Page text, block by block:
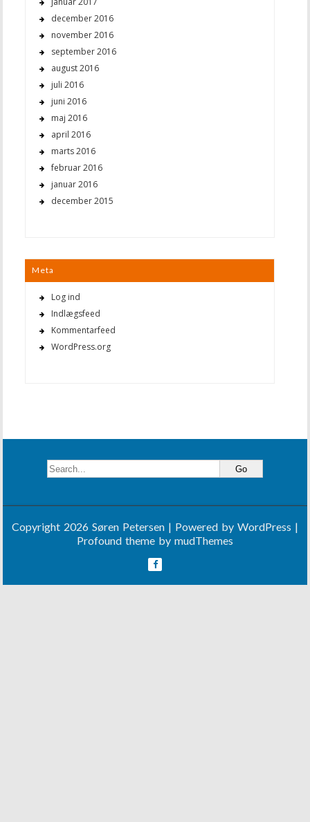
december 2016
november 2016
september 2016
august 2016
juli 2016
juni 2016
maj 2016
april 2016
marts 2016
februar 2016
januar 2016
december 2015
Meta
Log ind
Indlægsfeed
Kommentarfeed
WordPress.org
Copyright 2026 Søren Petersen | Powered by WordPress |
Profound theme by mudThemes